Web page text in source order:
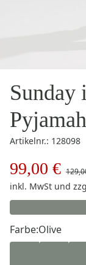
Sunday
Artikelnr.: 128098
99,00 €
inkl. MwSt und
Farbe:Olive